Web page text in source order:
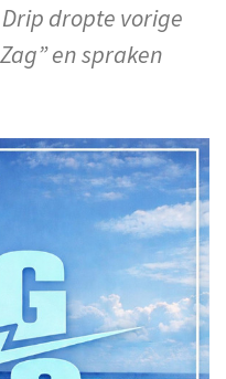
dropte vorige
en spraken